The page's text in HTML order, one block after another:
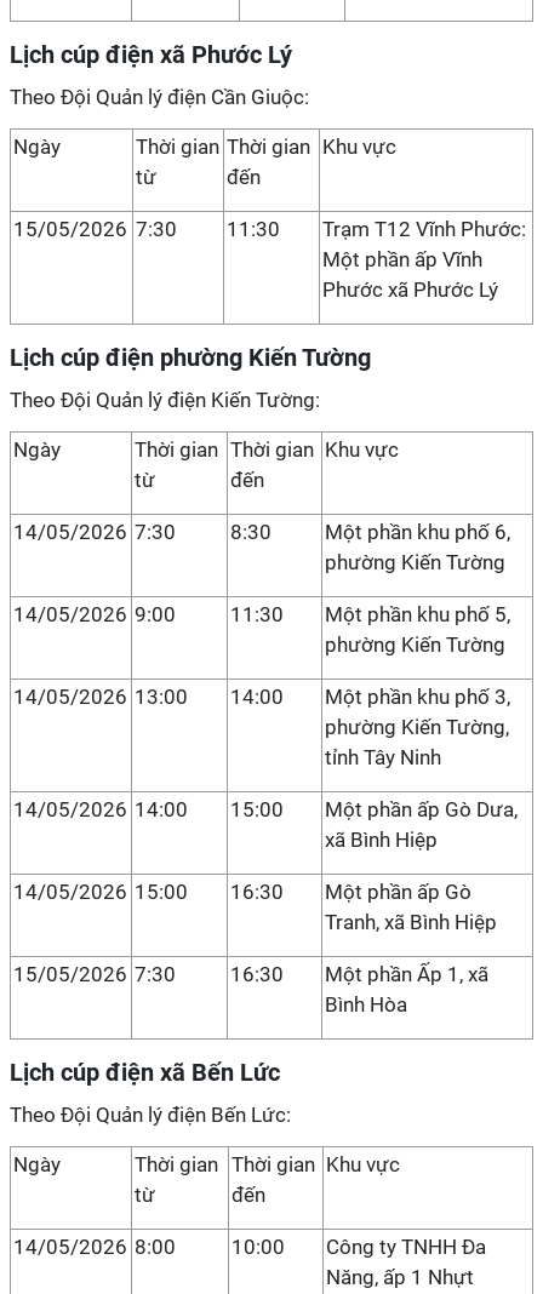
Lịch cúp điện xã Phước Lý
Theo Đội Quản lý điện Cần Giuộc:
Ngày
Thời gian
từ
Thời gian
đến
Khu vực
15/05/2026 7:30 11:30
Trạm T12 Vĩnh Phước:
Một phần ấp Vĩnh
Phước xã Phước Lý
Lịch cúp điện phường Kiến Tường
Theo Đội Quản lý điện Kiến Tường:
Ngày
Thời gian
từ
Thời gian
đến
Khu vực
14/05/2026 7:30 8:30
Một phần khu phố 6,
phường Kiến Tường
14/05/2026 9:00 11:30
Một phần khu phố 5,
phường Kiến Tường
14/05/2026 13:00 14:00
Một phần khu phố 3,
phường Kiến Tường,
tỉnh Tây Ninh
14/05/2026 14:00 15:00
Một phần ấp Gò Dưa,
xã Bình Hiệp
14/05/2026 15:00 16:30
Một phần ấp Gò
Tranh, xã Bình Hiệp
15/05/2026 7:30 16:30
Một phần Ấp 1, xã
Bình Hòa
Lịch cúp điện xã Bến Lức
Theo Đội Quản lý điện Bến Lức:
Ngày
Thời gian
từ
Thời gian
đến
Khu vực
14/05/2026 8:00 10:00
Công ty TNHH Đa
Năng, ấp 1 Nhựt